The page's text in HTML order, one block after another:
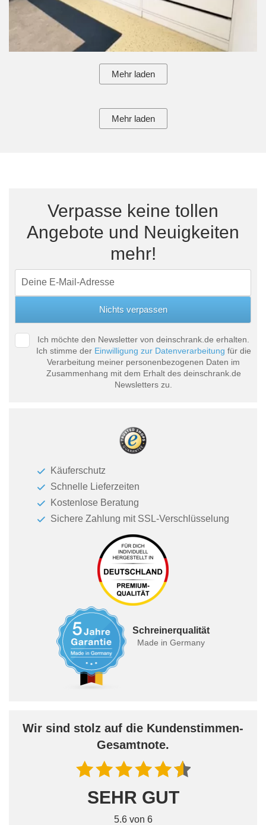
Mehr laden
Mehr laden
Verpasse keine tollen
Angebote und Neuigkeiten
mehr!
Ich möchte den Newsletter von deinschrank.de erhalten.
Ich stimme der Einwilligung zur Datenverarbeitung für die
Verarbeitung meiner personenbezogenen Daten im
Zusammenhang mit dem Erhalt des deinschrank.de
Newsletters zu.
Käuferschutz
Schnelle Lieferzeiten
Kostenlose Beratung
Sichere Zahlung mit SSL-Verschlüsselung
Schreinerqualität
Made in Germany
Wir sind stolz auf die Kundenstimmen-
Gesamtnote.
SEHR GUT
5.6 von 6